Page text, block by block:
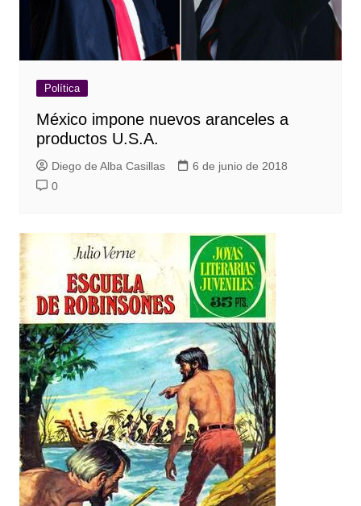
Política
México impone nuevos aranceles a
productos U.S.A.
Diego de Alba Casillas
6 de junio de 2018
0